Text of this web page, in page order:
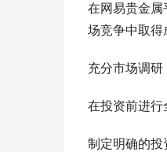
在网易贵金属
场竞争中取得
充分市场调研
在投资前进行
制定明确的投